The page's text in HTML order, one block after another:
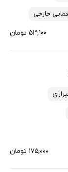
خارجی
۵۳,۱۰۰ تومان
۱۷۵,۰۰۰ تومان